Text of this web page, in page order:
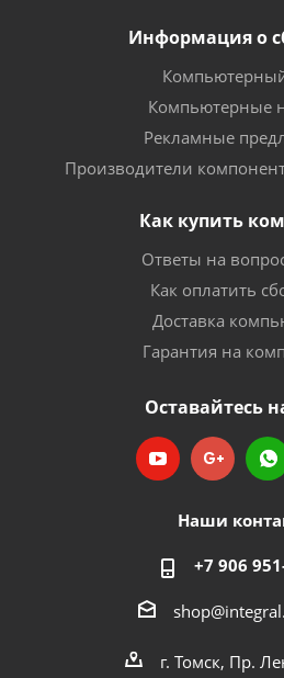
Информация о
Компьютерные
Рекламные
Производители
Как купить
Ответы на
Как оплатить
Доставка
Гарантия на
Оставайтесь
Наши
+7 906
г. Томск, Пр.